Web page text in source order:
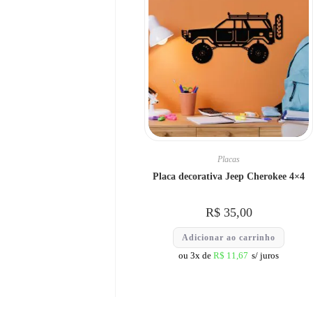
Placas
Placa decorativa Jeep Cherokee 4×4
R$35,00
Adicionar ao carrinho
ou 3x deR$ 11,67 s/ juros